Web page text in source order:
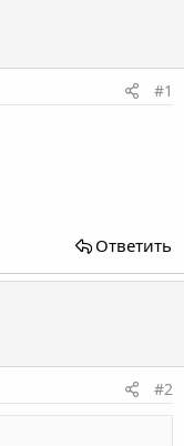
#1
Ответить
#2